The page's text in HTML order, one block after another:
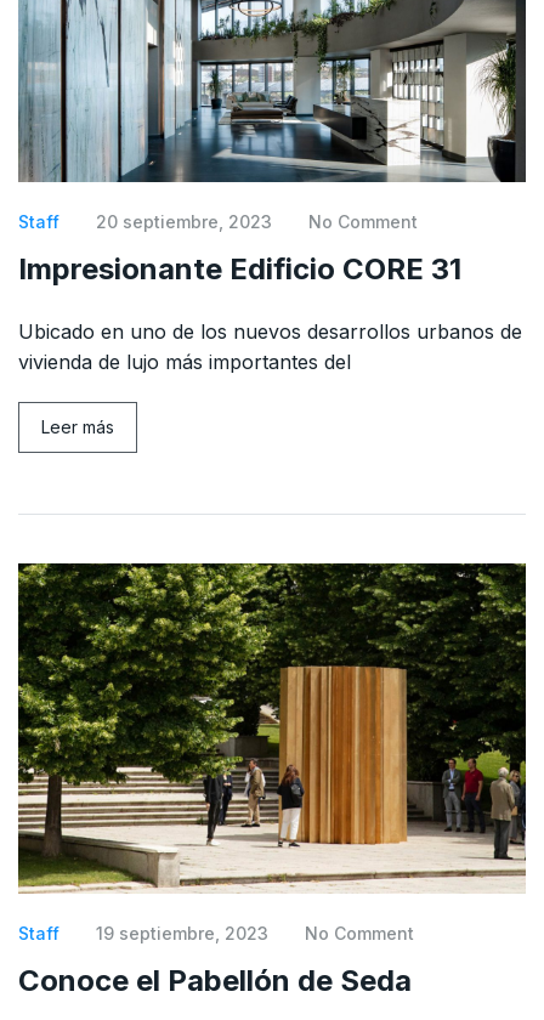
Staff 20 septiembre, 2023 No Comment
Impresionante Edificio CORE 31
Ubicado en uno de los nuevos desarrollos urbanos de
vivienda de lujo más importantes del
Leer más
Staff 19 septiembre, 2023 No Comment
Conoce el Pabellón de Seda